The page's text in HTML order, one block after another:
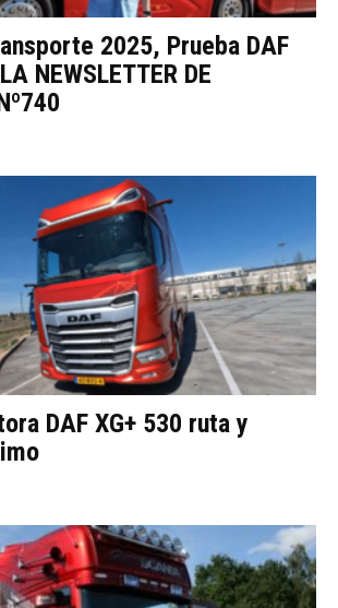
2025, Prueba DAF
NEWSLETTER DE
DAF XG+ 530 ruta y